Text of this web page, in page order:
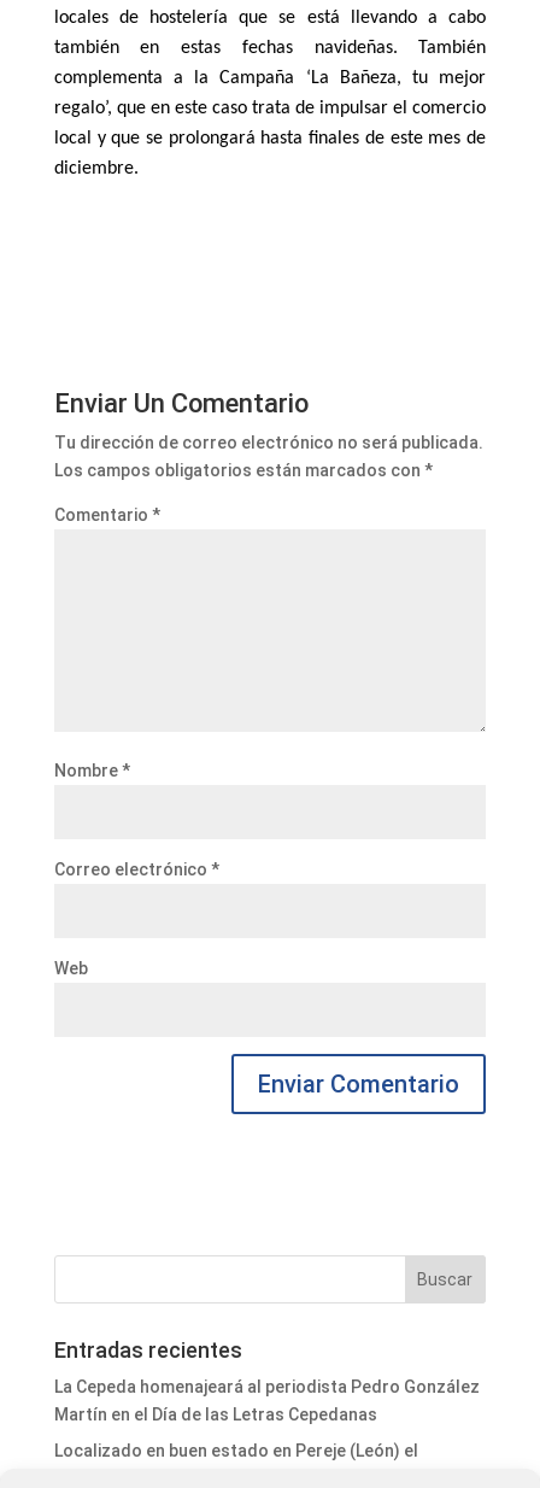
locales de hostelería que se está llevando a cabo
también en estas fechas navideñas. También
complementa a la Campaña ‘La Bañeza, tu mejor
regalo’, que en este caso trata de impulsar el comercio
local y que se prolongará hasta finales de este mes de
diciembre.
Enviar Un Comentario
Tu dirección de correo electrónico no será publicada.
Los campos obligatorios están marcados con *
Comentario *
Nombre*
Correo electrónico *
Web
Entradas recientes
La Cepeda homenajeará al periodista Pedro González
Martín en el Día de las Letras Cepedanas
Localizado en buen estado en Pereje (León) el